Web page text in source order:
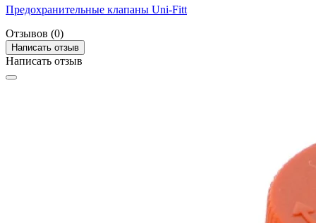
Предохранительные клапаны Uni-Fitt
Отзывов (0)
Написать отзыв
Написать отзыв